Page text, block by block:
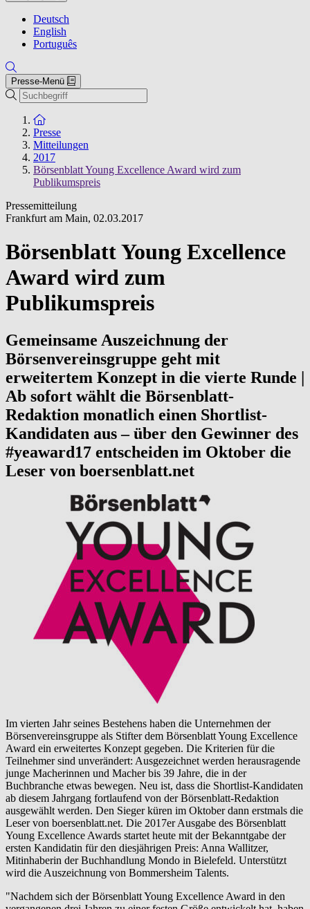
Deutsch
English
Português
Presse-Menü
Suche
Zur Startseite
Presse
Mitteilungen
2017
Börsenblatt Young Excellence Award wird zum
Publikumspreis
Pressemitteilung
Frankfurt am Main, 02.03.2017
Börsenblatt Young Excellence
Award wird zum
Publikumspreis
Gemeinsame Auszeichnung der
Börsenvereinsgruppe geht mit
erweitertem Konzept in die vierte Runde |
Ab sofort wählt die Börsenblatt-
Redaktion monatlich einen Shortlist-
Kandidaten aus – über den Gewinner des
#yeaward17 entscheiden im Oktober die
Leser von boersenblatt.net
Im vierten Jahr seines Bestehens haben die Unternehmen der
Börsenvereinsgruppe als Stifter dem Börsenblatt Young Excellence
Award ein erweitertes Konzept gegeben. Die Kriterien für die
Teilnehmer sind unverändert: Ausgezeichnet werden herausragende
junge Macherinnen und Macher bis 39 Jahre, die in der
Buchbranche etwas bewegen. Neu ist, dass die Shortlist-Kandidaten
ab diesem Jahrgang fortlaufend von der Börsenblatt-Redaktion
ausgewählt werden. Den Sieger küren im Oktober dann erstmals die
Leser von boersenblatt.net. Die 2017er Ausgabe des Börsenblatt
Young Excellence Awards startet heute mit der Bekanntgabe der
ersten Kandidatin für den diesjährigen Preis: Anna Wallitzer,
Mitinhaberin der Buchhandlung Mondo in Bielefeld. Unterstützt
wird die Auszeichnung von Bommersheim Talents.
"Nachdem sich der Börsenblatt Young Excellence Award in den